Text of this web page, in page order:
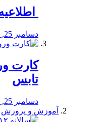
دسامبر 25, 2019
کارت
تابس
دسامبر 25, 2019
آموزش و پرورش